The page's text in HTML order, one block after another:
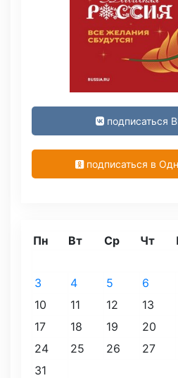
подписаться
подписаться в
Пн Вт Ср Чт
3
4 5 6
10
11 12 13
17
18 19 20
24
25 26 27
31